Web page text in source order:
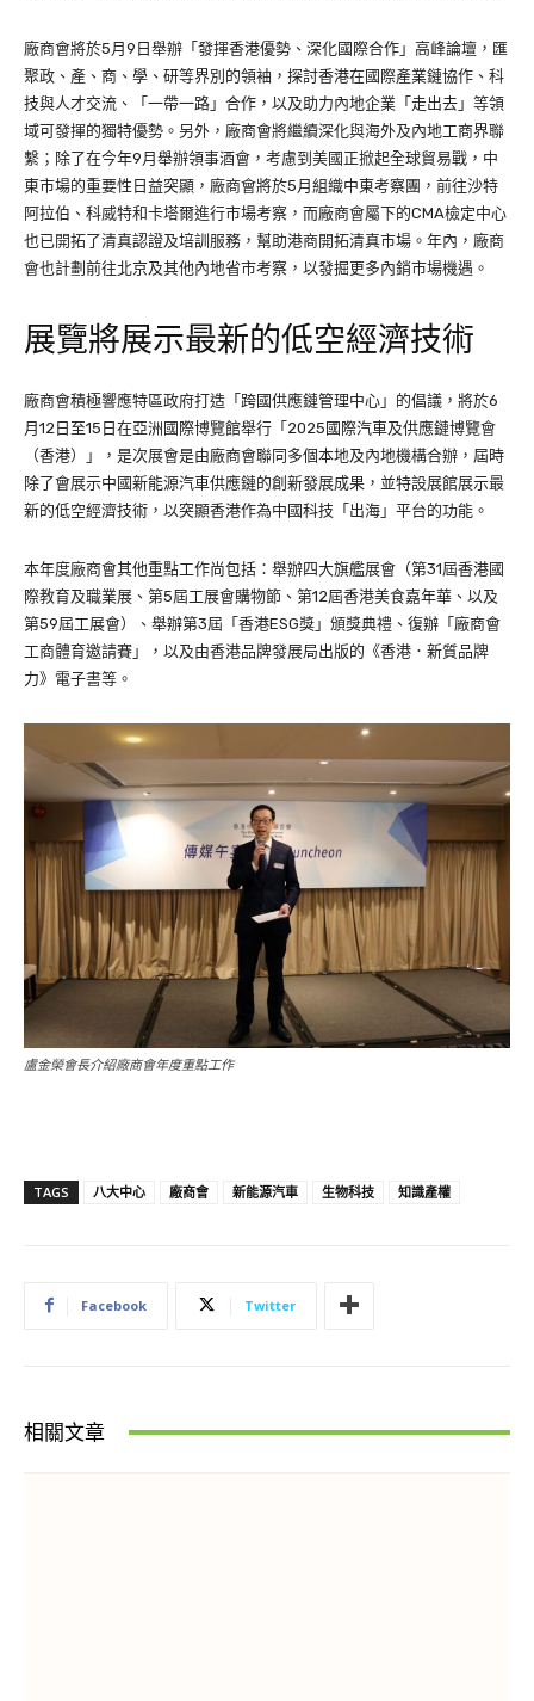
廠商會將於5月9日舉辦「發揮香港優勢、深化國際合作」高峰論壇，匯
聚政、產、商、學、研等界別的領袖，探討香港在國際產業鏈協作、科
技與人才交流、「一帶一路」合作，以及助力內地企業「走出去」等領
域可發揮的獨特優勢。另外，廠商會將繼續深化與海外及內地工商界聯
繫；除了在今年9月舉辦領事酒會，考慮到美國正掀起全球貿易戰，中
東市場的重要性日益突顯，廠商會將於5月組織中東考察團，前往沙特
阿拉伯、科威特和卡塔爾進行市場考察，而廠商會屬下的CMA檢定中心
也已開拓了清真認證及培訓服務，幫助港商開拓清真市場。年內，廠商
會也計劃前往北京及其他內地省市考察，以發掘更多內銷市場機遇。
展覽將展示最新的低空經濟技術
廠商會積極響應特區政府打造「跨國供應鏈管理中心」的倡議，將於6
月12日至15日在亞洲國際博覽館舉行「2025國際汽車及供應鏈博覽會
（香港）」，是次展會是由廠商會聯同多個本地及內地機構合辦，屆時
除了會展示中國新能源汽車供應鏈的創新發展成果，並特設展館展示最
新的低空經濟技術，以突顯香港作為中國科技「出海」平台的功能。
本年度廠商會其他重點工作尚包括：舉辦四大旗艦展會（第31屆香港國
際教育及職業展、第5屆工展會購物節、第12屆香港美食嘉年華、以及
第59屆工展會）、舉辦第3屆「香港ESG獎」頒獎典禮、復辦「廠商會
工商體育邀請賽」，以及由香港品牌發展局出版的《香港．新質品牌
力》電子書等。
盧金榮會長介紹廠商會年度重點工作
TAGS 八大中心 廠商會 新能源汽車 生物科技 知識產權
Facebook Twitter
相關文章